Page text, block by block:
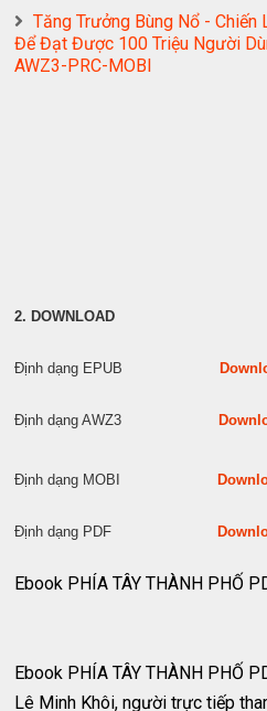
Tăng Trưởng Bùng Nổ - Chiến
Để Đạt Được 100 Triệu Người
AWZ3-PRC-MOBI
2. DOWNLOAD
Định dạng EPUB
Định dạng AWZ3
Định dạng MOBI
Định dạng PDF
Ebook PHÍA TÂY THÀNH PHỐ
Ebook PHÍA TÂY THÀNH PHỐ
Lê Minh Khôi, người trực tiếp